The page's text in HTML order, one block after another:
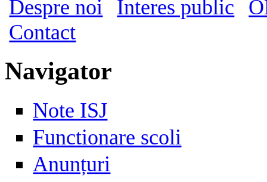
Meniu principal
Despre noi Interes public
Contact
Navigator
Note ISJ
Functionare scoli
Anunțuri